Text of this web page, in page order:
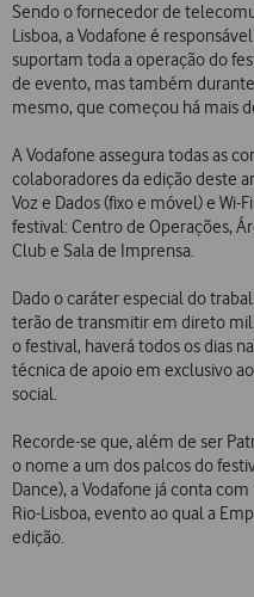
Sendo o fornecedor de
Lisboa, a Vodafone é
suportam toda a operação do
de evento, mas também
mesmo, que começou há mais
A Vodafone assegura todas as
colaboradores da edição deste
Voz e Dados (fixo e móvel) e Wi-
festival: Centro de Operações,
Club e Sala de Imprensa.
Dado o caráter especial do
terão de transmitir em direto
o festival, haverá todos os dias
técnica de apoio em exclusivo
social.
Recorde-se que, além de ser
o nome a um dos palcos do
Dance), a Vodafone já conta
Rio-Lisboa, evento ao qual a
edição.